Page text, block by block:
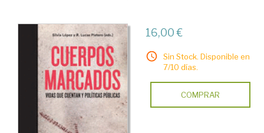
16,00 €
Sin Stock. Disponible en
7/10 días.
COMPRAR